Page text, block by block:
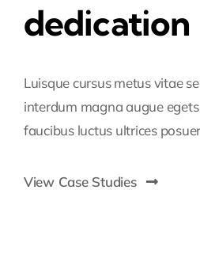
dedication
Luisque cursus metus vitae
interdum magna augue
faucibus luctus ultrices
View Case Studies